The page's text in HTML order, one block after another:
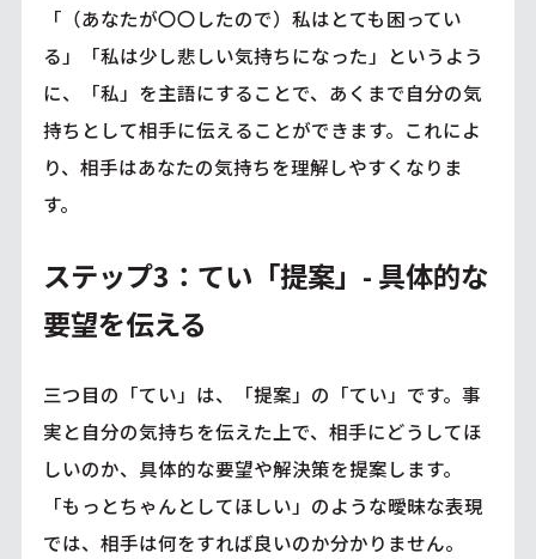
「（あなたが〇〇したので）私はとても困ってい
る」「私は少し悲しい気持ちになった」というよう
に、「私」を主語にすることで、あくまで自分の気
持ちとして相手に伝えることができます。これによ
り、相手はあなたの気持ちを理解しやすくなりま
す。
ステップ3：てい「提案」- 具体的な
要望を伝える
三つ目の「てい」は、「提案」の「てい」です。事
実と自分の気持ちを伝えた上で、相手にどうしてほ
しいのか、具体的な要望や解決策を提案します。
「もっとちゃんとしてほしい」のような曖昧な表現
では、相手は何をすれば良いのか分かりません。